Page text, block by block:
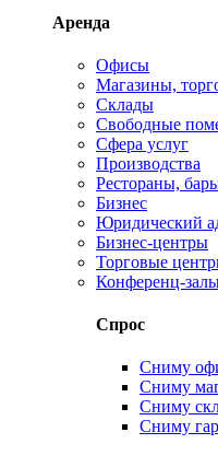
Аренда
Офисы
Магазины,
Склады
Свободные
Сфера услуг
Производства
Рестораны,
Бизнес
Юридический
Бизнес-центры
Торговые
Конференц-
Спрос
Сниму
Сниму
Сниму
Сниму